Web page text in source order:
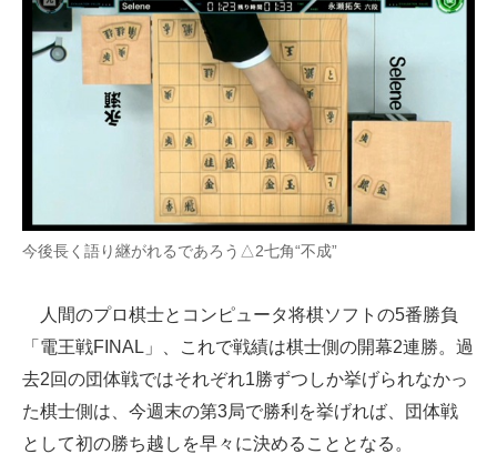
経営リーダーのコミュニティ
マーケ×ITの今がよく分かる
ITエンジニア向け専門サイト
企業向けIT製品の総合サイト
IT製品の技術・比較・事例
モノづくり技術者専門サイト
エレクトロニクス専門サイト
電子設計の基本と応用
今後長く語り継がれるであろう△2七角“不成”
人間のプロ棋士とコンピュータ将棋ソフトの5番勝負
「電王戦FINAL」、これで戦績は棋士側の開幕2連勝。過
去2回の団体戦ではそれぞれ1勝ずつしか挙げられなかっ
た棋士側は、今週末の第3局で勝利を挙げれば、団体戦
として初の勝ち越しを早々に決めることとなる。